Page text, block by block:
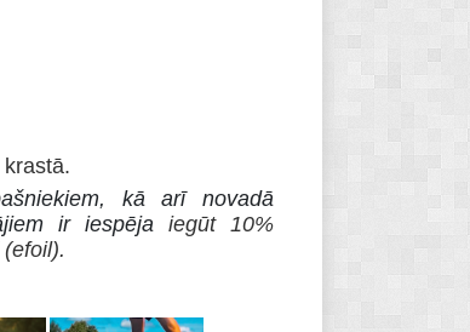
kā arī novadā
ir iespēja iegūt 10%